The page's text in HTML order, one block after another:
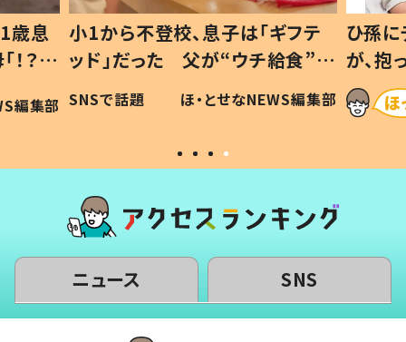
歳息
？」
編集部
小1から不登校、息子は「ギフテ
ッド」だった 父が“ウチ給食”を
作り続ける理由とは #令和の親
#令和の子
SNSで話題 ほ・とせなNEWS編集部
ひ孫
が、
「涙が
い」
ニュース SNS